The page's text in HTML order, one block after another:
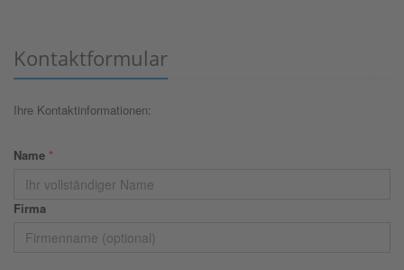
Kontaktformular
Ihre Kontaktinformationen:
Name *
Firma